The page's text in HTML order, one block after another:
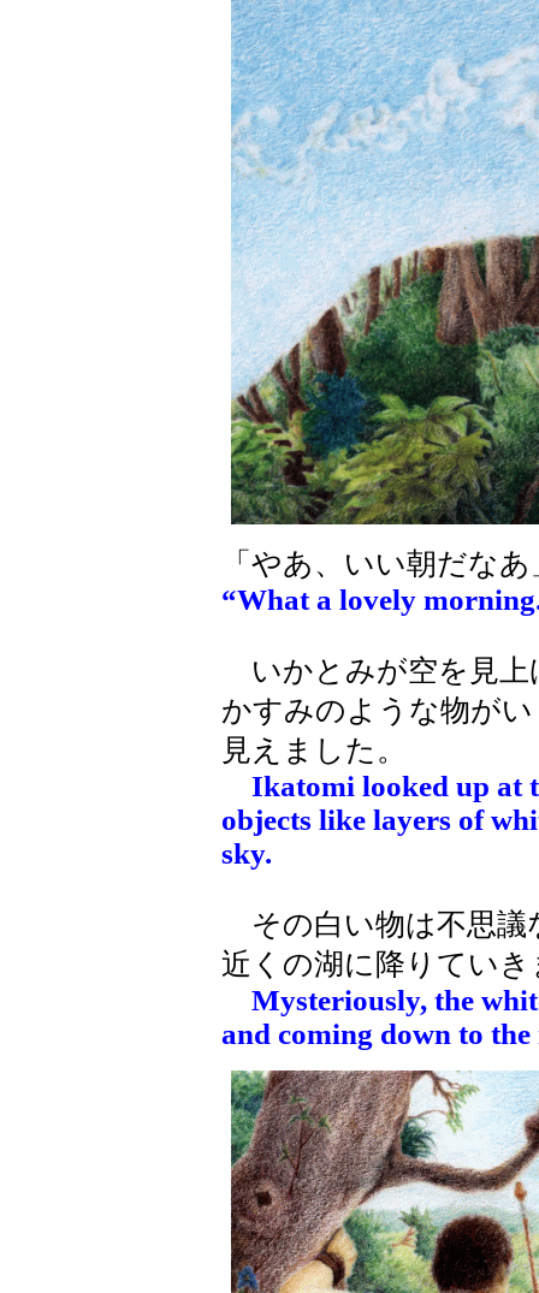
「やあ、いい朝だなあ
“What a lovely
いかとみが空を見上
かすみのような物が
見えました。
Ikatomi looked up at
objects like layers of
sky.
その白い物は不思議
近くの湖に降りてい
Mysteriously, the
and coming down to